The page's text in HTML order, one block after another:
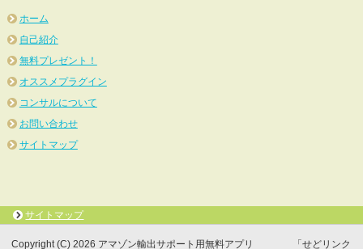
ホーム
自己紹介
無料プレゼント！
オススメプラグイン
コンサルについて
お問い合わせ
サイトマップ
サイトマップ
Copyright (C) 2026 アマゾン輸出サポート用無料アプリ 「せどリンク